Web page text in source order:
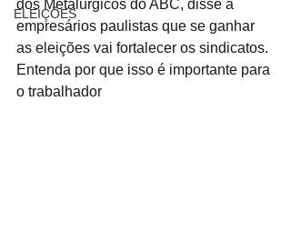
ELEIÇÕES
dos Metalúrgicos do ABC, disse a
empresários paulistas que se ganhar
as eleições vai fortalecer os sindicatos.
Entenda por que isso é importante para
o trabalhador